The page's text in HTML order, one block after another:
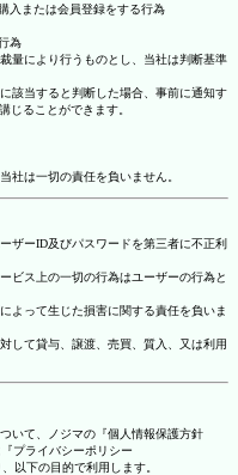
入または会員登録をする行為
為
量により行うものとし、当社は判断基準
該当すると判断した場合、事前に通知す
じることができます。
社は一切の責任を負いません。
ザーID及びパスワードを第三者に不正利
ビス上の一切の行為はユーザーの行為と
よって生じた損害に関する責任を負いま
して貸与、譲渡、売買、質入、又は利用
いて、ノジマの『個人情報保護方針
プライバシーポリシー
以下の目的で利用します。